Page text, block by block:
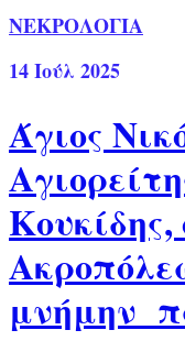
ΝΕΚΡΟΛΟΓΙΑ
14Ιούλ 2025
Άγιος
μνήμην